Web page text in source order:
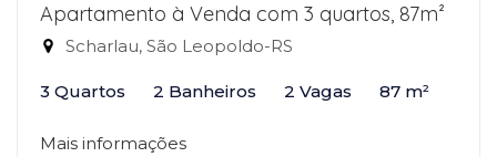
Apartamento à Venda com 3 quartos, 87m²
Scharlau, São Leopoldo-RS
3 Quartos 2 Banheiros 2 Vagas 87 m²
Mais informações